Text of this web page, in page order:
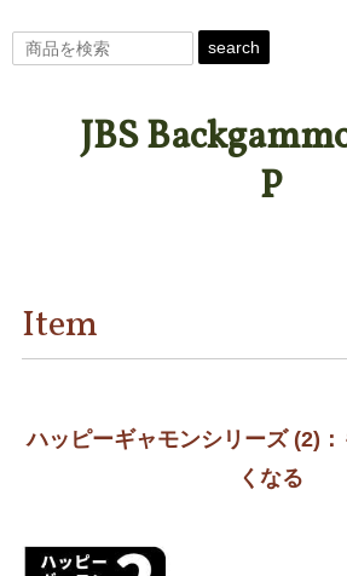
search
JBS
P
Item
ハッピーギャモンシリーズ (2)
くなる